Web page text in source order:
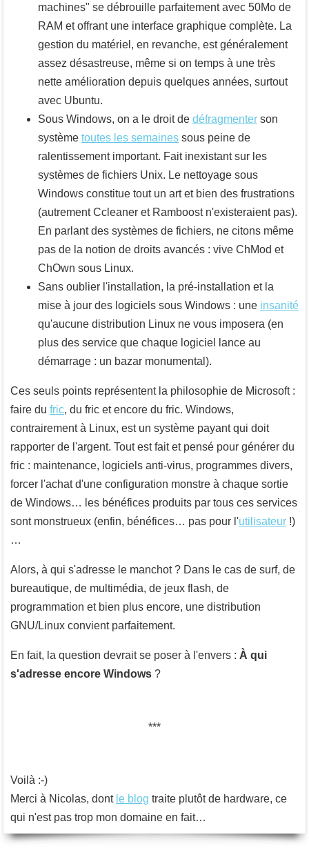
machines" se débrouille parfaitement avec 50Mo de
RAM et offrant une interface graphique complète. La
gestion du matériel, en revanche, est généralement
assez désastreuse, même si on temps à une très
nette amélioration depuis quelques années, surtout
avec Ubuntu.
Sous Windows, on a le droit de défragmenter son
système toutes les semaines sous peine de
ralentissement important. Fait inexistant sur les
systèmes de fichiers Unix. Le nettoyage sous
Windows constitue tout un art et bien des frustrations
(autrement Ccleaner et Ramboost n'existeraient pas).
En parlant des systèmes de fichiers, ne citons même
pas de la notion de droits avancés : vive ChMod et
ChOwn sous Linux.
Sans oublier l'installation, la pré-installation et la
mise à jour des logiciels sous Windows : une insanité
qu'aucune distribution Linux ne vous imposera (en
plus des service que chaque logiciel lance au
démarrage : un bazar monumental).
Ces seuls points représentent la philosophie de Microsoft :
faire du fric, du fric et encore du fric. Windows,
contrairement à Linux, est un système payant qui doit
rapporter de l'argent. Tout est fait et pensé pour générer du
fric : maintenance, logiciels anti-virus, programmes divers,
forcer l'achat d'une configuration monstre à chaque sortie
de Windows… les bénéfices produits par tous ces services
sont monstrueux (enfin, bénéfices… pas pour l'utilisateur !)
…
Alors, à qui s'adresse le manchot ? Dans le cas de surf, de
bureautique, de multimédia, de jeux flash, de
programmation et bien plus encore, une distribution
GNU/Linux convient parfaitement.
En fait, la question devrait se poser à l'envers : À qui
s'adresse encore Windows ?
Voilà :-)
Merci à Nicolas, dont le blog traite plutôt de hardware, ce
qui n'est pas trop mon domaine en fait…